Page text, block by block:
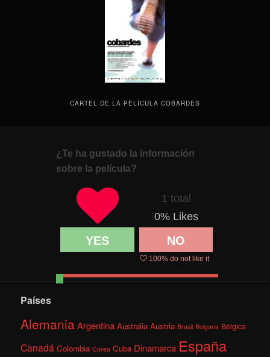
CARTEL DE LA PELÍCULA COBARDES
¿Te ha gustado la información
sobre la película?
1 total
0% Likes
YES NO
100% do not like it
Países
AlemaniaArgentina Australia Austria Brasil Bulgaria Bélgica
Canadá Colombia Corea Cuba Dinamarca España